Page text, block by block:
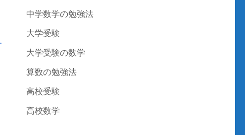
中学数学の勉強法
大学受験
大学受験の数学
算数の勉強法
高校受験
高校数学